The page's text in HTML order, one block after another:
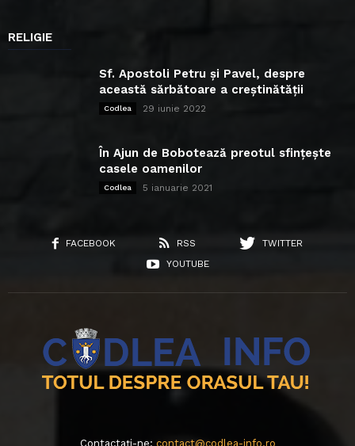
RELIGIE
Sf. Apostoli Petru și Pavel, despre
această sărbătoare a creștinătății
Codlea 29 iunie 2022
În Ajun de Bobotează preotul sfințește
casele oamenilor
Codlea 5 ianuarie 2021
FACEBOOK RSS
TWITTER
YOUTUBE
Contactați-ne: contact@codlea-info.ro